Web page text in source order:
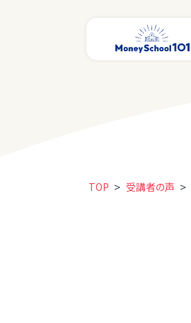
TOP > 受講者の声 >